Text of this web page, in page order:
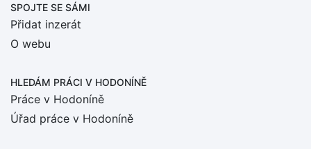
SPOJTE SE SÁMI
Přidat inzerát
O webu
HLEDÁM PRÁCI V HODONÍNĚ
Práce v Hodoníně
Úřad práce v Hodoníně